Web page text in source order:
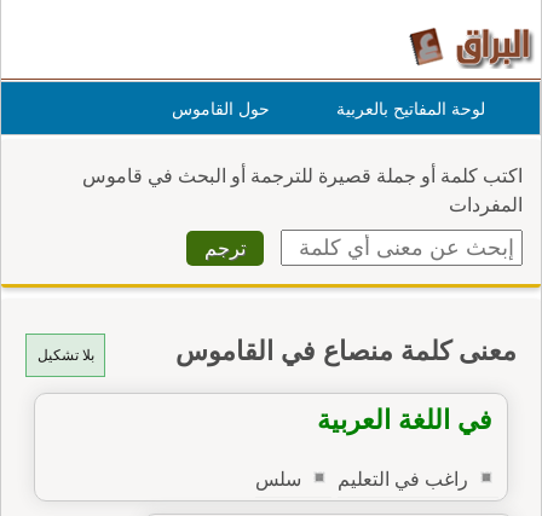
لوحة المفاتيح بالعربية حول القاموس
اكتب كلمة أو جملة قصيرة للترجمة أو البحث في قاموس
المفردات
بلا تشكيل معنى كلمة منصاع في القاموس
في اللغة العربية
راغب في التعليم سلس